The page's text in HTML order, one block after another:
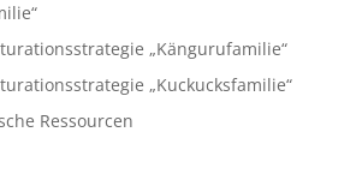
„Kängurufamilie“
„Kuckucksfamilie“
Ressourcen